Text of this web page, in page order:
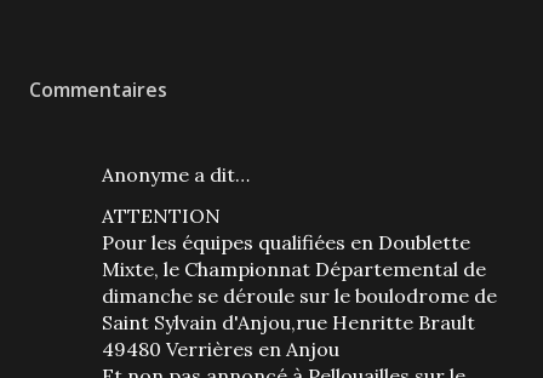
Commentaires
Anonyme a dit…
ATTENTION
Pour les équipes qualifiées en Doublette
Mixte, le Championnat Départemental de
dimanche se déroule sur le boulodrome de
Saint Sylvain d'Anjou,rue Henritte Brault
49480 Verrières en Anjou